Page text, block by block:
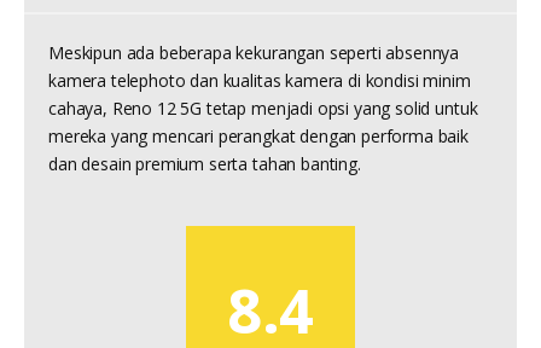
Meskipun ada beberapa kekurangan seperti absennya
kamera telephoto dan kualitas kamera di kondisi minim
cahaya, Reno 12 5G tetap menjadi opsi yang solid untuk
mereka yang mencari perangkat dengan performa baik
dan desain premium serta tahan banting.
8.4